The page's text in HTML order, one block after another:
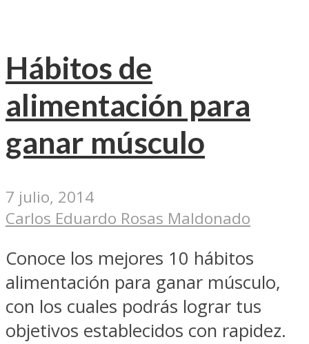
Hábitos de
alimentación para
ganar músculo
7 julio, 2014
Carlos Eduardo Rosas Maldonado
Conoce los mejores 10 hábitos
alimentación para ganar músculo,
con los cuales podrás lograr tus
objetivos establecidos con rapidez.